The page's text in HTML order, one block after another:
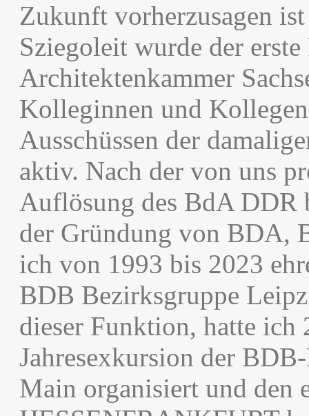
Zukunft vorherzusagen
Sziegoleit wurde der
Architektenkammer
Kolleginnen und
Ausschüssen der
aktiv. Nach der von uns
Auflösung des BdA DDR
der Gründung von BDA,
ich von 1993 bis 2023
BDB Bezirksgruppe
dieser Funktion, hatte ich
Jahresexkursion der
Main organisiert und den